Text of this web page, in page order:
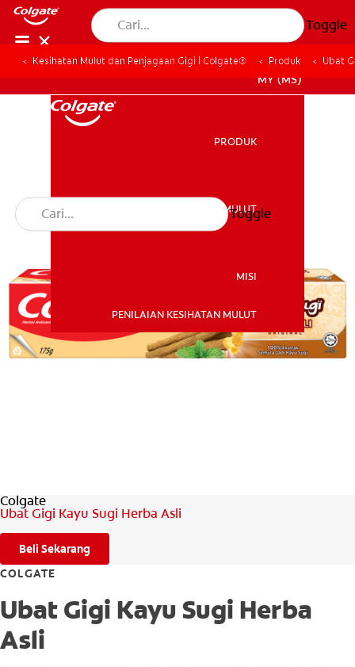
Toggle
MISI
MY (MS)
PRODUK
KESIHATAN MULUT
MISI
PENILAIAN KESIHATAN MULUT
Toggle
Kesihatan Mulut dan Penjagaan Gigi | Colgate® Produk Ubat
Colgate
Ubat Gigi Kayu Sugi Herba Asli
Beli Sekarang
COLGATE
Ubat Gigi Kayu Sugi Herba
Asli